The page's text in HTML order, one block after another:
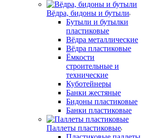
Вёдра, бидоны и бутыли
Бутыли и бутылки
пластиковые
Вёдра металлические
Вёдра пластиковые
Ёмкости
строительные и
технические
Куботейнеры
Банки жестяные
Бидоны пластиковые
Банки пластиковые
Паллеты пластиковые